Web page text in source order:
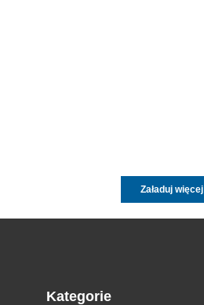
Załaduj więcej
Kategorie